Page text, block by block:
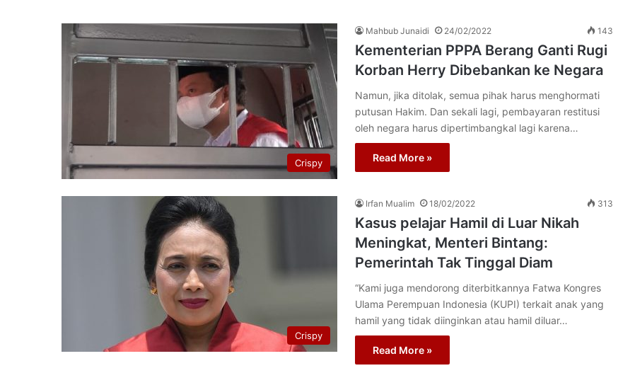
Crispy
Mahbub Junaidi 24/02/2022 143
Kementerian PPPA Berang Ganti Rugi
Korban Herry Dibebankan ke Negara
Namun, jika ditolak, semua pihak harus menghormati
putusan Hakim. Dan sekali lagi, pembayaran restitusi
oleh negara harus dipertimbangkal lagi karena…
Read More »
Crispy
Irfan Mualim 18/02/2022 313
Kasus pelajar Hamil di Luar Nikah
Meningkat, Menteri Bintang:
Pemerintah Tak Tinggal Diam
“Kami juga mendorong diterbitkannya Fatwa Kongres
Ulama Perempuan Indonesia (KUPI) terkait anak yang
hamil yang tidak diinginkan atau hamil diluar…
Read More »